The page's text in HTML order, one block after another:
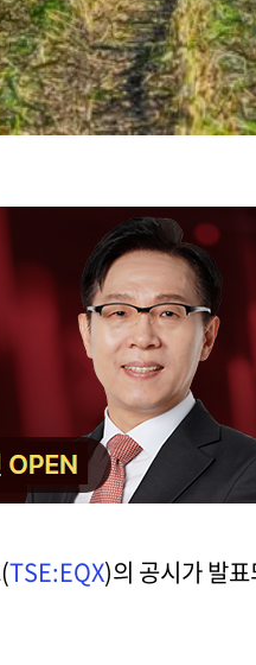
TSE:EQX)의 공시가 발